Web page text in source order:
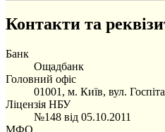
Контакти та
Банк
Ощадбанк
Головний офіс
01001, м. Київ, вул.
Ліцензія НБУ
№148 від 05.10.2011